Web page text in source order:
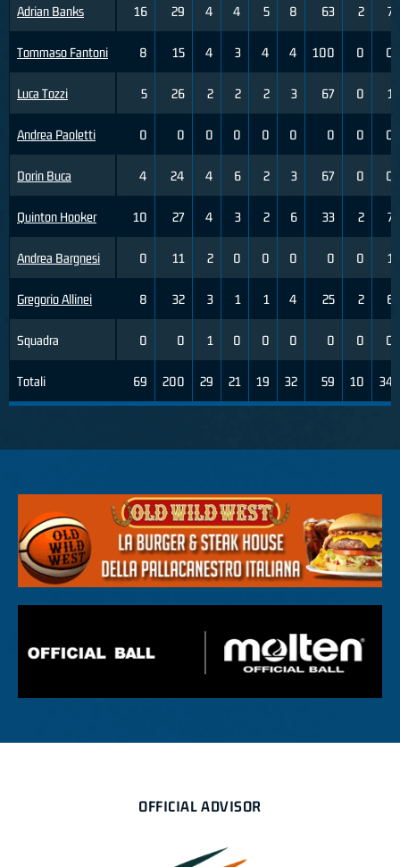
Adrian Banks
Tommaso Fantoni
Luca Tozzi
Andrea Paoletti
Dorin Buca
Quinton Hooker
Andrea Bargnesi
Gregorio Allinei
Squadra
Totali
16 29 4 4 5 8 63 2 7
8 15 4 3 4 4 100 0 0
5 26 2 2 2 3 67 0 1
0 0 0 0 0 0 0 0 0
4 24 4 6 2 3 67 0 0
10 27 4 3 2 6 33 2 7
0 11 2 0 0 0 0 0 1
8 32 3 1 1 4 25 2 6
0 0 1 0 0 0 0 0 0
69 200 29 21 19 32 59 10 34
OFFICIAL ADVISOR